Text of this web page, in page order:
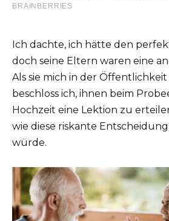
Ich dachte, ich hätte den
doch seine Eltern waren eine
Als sie mich in der
beschloss ich, ihnen beim
Hochzeit eine Lektion zu
wie diese riskante
würde.